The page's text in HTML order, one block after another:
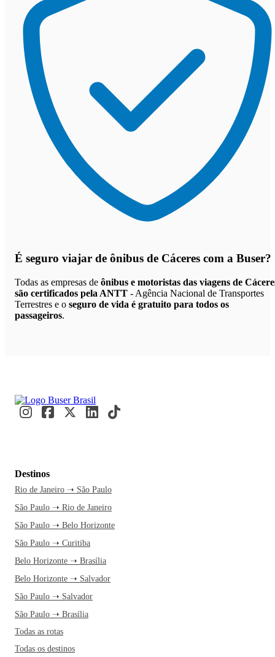
É seguro viajar de ônibus de Cáceres com a Buser?
Todas as empresas de ônibus e motoristas das viagens de
são certificados pela ANTT - Agência Nacional de Transportes
Terrestres e o seguro de vida é gratuito para todos os
passageiros.
Destinos
Rio de Janeiro ➝ São Paulo
São Paulo ➝ Rio de Janeiro
São Paulo ➝ Belo Horizonte
São Paulo ➝ Curitiba
Belo Horizonte ➝ Brasília
Belo Horizonte ➝ Salvador
São Paulo ➝ Salvador
São Paulo ➝ Brasília
Todas as rotas
Todas os destinos